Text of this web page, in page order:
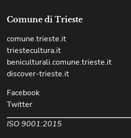
Comune di Trieste
comune.trieste.it
triestecultura.it
beniculturali.comune.trieste.it
discover-trieste.it
Facebook
Twitter
ISO 9001:2015